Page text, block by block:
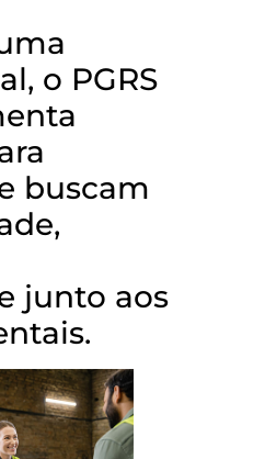
o PGRS
buscam
junto aos